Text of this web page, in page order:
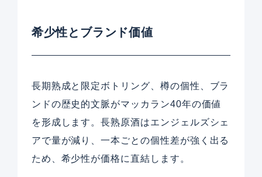
希少性とブランド価値
長期熟成と限定ボトリング、樽の個性、ブラ
ンドの歴史的文脈がマッカラン40年の価値
を形成します。長熟原酒はエンジェルズシェ
アで量が減り、一本ごとの個性差が強く出る
ため、希少性が価格に直結します。